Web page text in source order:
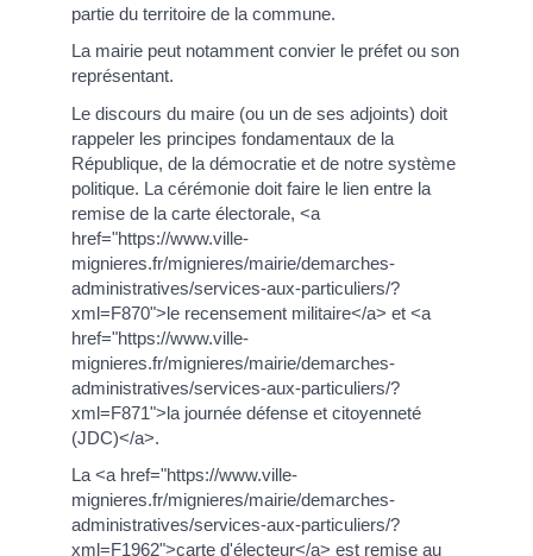
partie du territoire de la commune.
La mairie peut notamment convier le préfet ou son
représentant.
Le discours du maire (ou un de ses adjoints) doit
rappeler les principes fondamentaux de la
République, de la démocratie et de notre système
politique. La cérémonie doit faire le lien entre la
remise de la carte électorale, <a
href="https://www.ville-
mignieres.fr/mignieres/mairie/demarches-
administratives/services-aux-particuliers/?
xml=F870">le recensement militaire</a> et <a
href="https://www.ville-
mignieres.fr/mignieres/mairie/demarches-
administratives/services-aux-particuliers/?
xml=F871">la journée défense et citoyenneté
(JDC)</a>.
La <a href="https://www.ville-
mignieres.fr/mignieres/mairie/demarches-
administratives/services-aux-particuliers/?
xml=F1962">carte d'électeur</a> est remise au